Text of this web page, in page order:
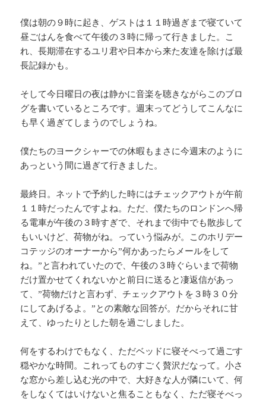
僕は朝の９時に起き、ゲストは１１時過ぎまで寝ていて
昼ごはんを食べて午後の３時に帰って行きました。こ
れ、長期滞在するユリ君や日本から来た友達を除けば最
長記録かも。
そして今日曜日の夜は静かに音楽を聴きながらこのブロ
グを書いているところです。週末ってどうしてこんなに
も早く過ぎてしまうのでしょうね。
僕たちのヨークシャーでの休暇もまさに今週末のように
あっという間に過ぎて行きました。
最終日。ネットで予約した時にはチェックアウトが午前
１１時だったんですよね。ただ、僕たちのロンドンへ帰
る電車が午後の３時すぎで、それまで街中でも散歩して
もいいけど、荷物がね。っていう悩みが。このホリデー
コテッジのオーナーから”何かあったらメールをして
ね。”と言われていたので、午後の３時ぐらいまで荷物
だけ置かせてくれないかと前日に送ると凄返信があっ
て、”荷物だけと言わず、チェックアウトを３時３０分
にしてあげるよ。”との素敵な回答が。だからそれに甘
えて、ゆったりとした朝を過ごしました。
何をするわけでもなく、ただベッドに寝そべって過ごす
穏やかな時間。これってものすごく贅沢だなって。小さ
な窓から差し込む光の中で、大好きな人が隣にいて、何
をしなくてはいけないと焦ることもなく、ただ寝そべっ